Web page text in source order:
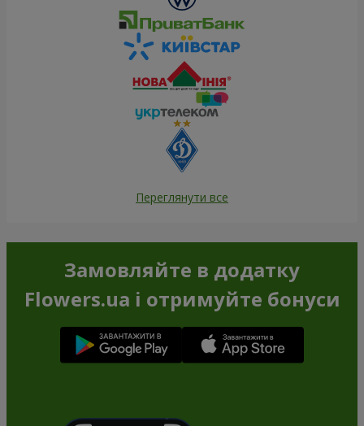
Переглянути все
Замовляйте в додатку
Flowers.ua і отримуйте бонуси